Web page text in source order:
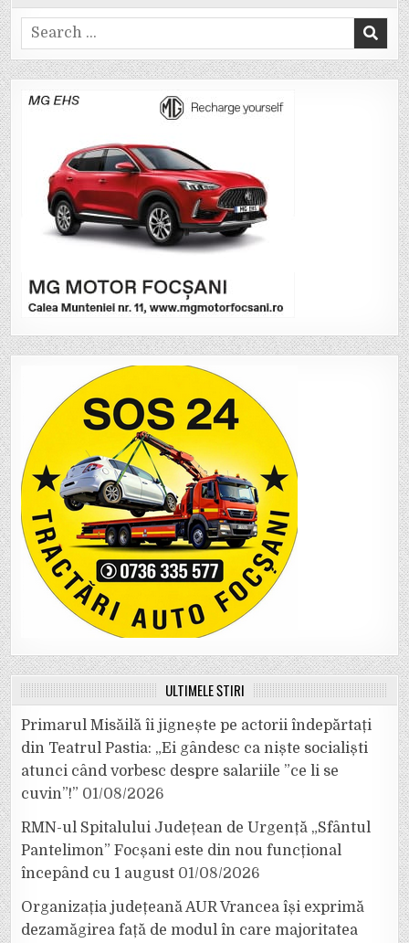
Search
for:
ULTIMELE ȘTIRI
Primarul Misăilă îi jignește pe actorii îndepărtați
din Teatrul Pastia: „Ei gândesc ca niște socialiști
atunci când vorbesc despre salariile ”ce li se
cuvin”!” 01/08/2026
RMN-ul Spitalului Județean de Urgență „Sfântul
Pantelimon” Focșani este din nou funcțional
începând cu 1 august 01/08/2026
Organizația județeană AUR Vrancea își exprimă
dezamăgirea față de modul în care majoritatea